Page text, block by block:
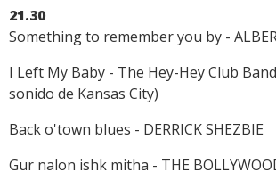
21.30
Something to remember you by -
I Left My Baby - The Hey-Hey Club
sonido de Kansas City)
Back o'town blues - DERRICK SHEZBIE
Gur nalon ishk mitha - THE